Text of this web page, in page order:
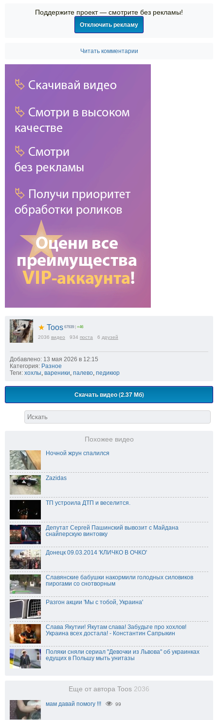
Поддержите проект — смотрите без рекламы!
Отключить рекламу
Читать комментарии
★ Toos 67939 | +46
2036 видео 934 поста 6 друзей
Добавлено: 13 мая 2026 в 12:15
Категория: Разное
Теги: хохлы вареники палево педикюр
Скачать видео (2.37 Мб)
Похожее видео
Ночной жрун спалился
Zazidas
ТП устроила ДТП и веселится.
Депутат Сергей Пашинский вывозит с Майдана
снайперскую винтовку
Донецк 09.03.2014 'КЛИЧКО В ОЧКО'
Славянские бабушки накормили голодных силовиков
пирогами со снотворным
Разгон акции 'Мы с тобой, Украина'
Слава Якутии! Якутам слава! Забудьте про хохлов!
Украина всех достала! - Константин Сапрыкин
Поляки сняли сериал "Девочки из Львова" об украинках
едущих в Польшу мыть унитазы
Еще от автора Toos 2036
мам давай помогу !!! 99